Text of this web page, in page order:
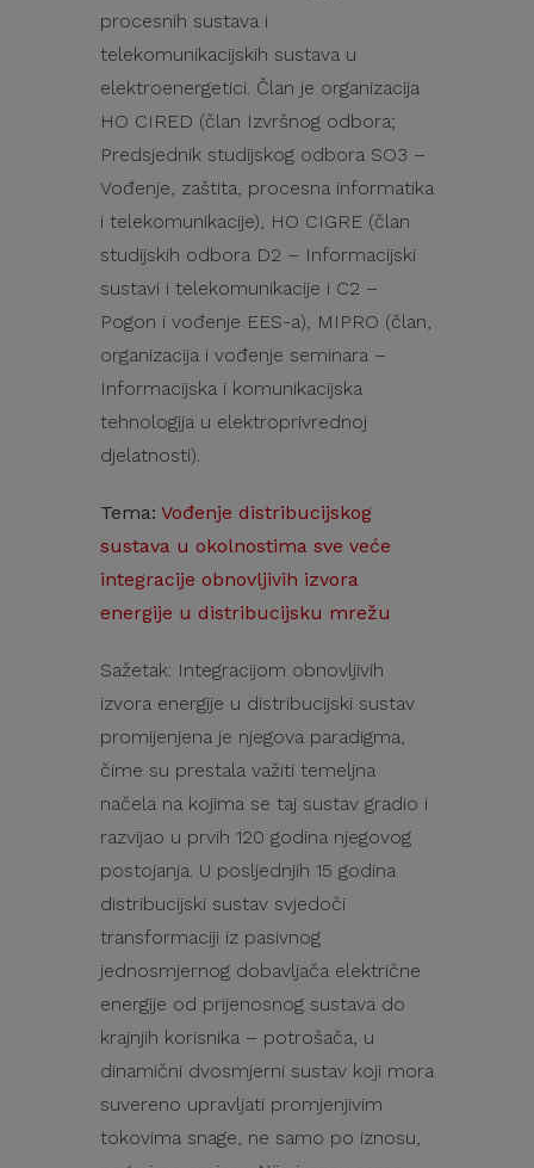
procesnih sustava i
telekomunikacijskih sustava u
elektroenergetici. Član je organizacija
HO CIRED (član Izvršnog odbora;
Predsjednik studijskog odbora SO3 –
Vođenje, zaštita, procesna informatika
i telekomunikacije), HO CIGRE (član
studijskih odbora D2 – Informacijski
sustavi i telekomunikacije i C2 –
Pogon i vođenje EES-a), MIPRO (član,
organizacija i vođenje seminara –
Informacijska i komunikacijska
tehnologija u elektroprivrednoj
djelatnosti).
Tema: Vođenje distribucijskog
sustava u okolnostima sve veće
integracije obnovljivih izvora
energije u distribucijsku mrežu
Sažetak: Integracijom obnovljivih
izvora energije u distribucijski sustav
promijenjena je njegova paradigma,
čime su prestala važiti temeljna
načela na kojima se taj sustav gradio i
razvijao u prvih 120 godina njegovog
postojanja. U posljednjih 15 godina
distribucijski sustav svjedoči
transformaciji iz pasivnog
jednosmjernog dobavljača električne
energije od prijenosnog sustava do
krajnjih korisnika – potrošača, u
dinamični dvosmjerni sustav koji mora
suvereno upravljati promjenjivim
tokovima snage, ne samo po iznosu,